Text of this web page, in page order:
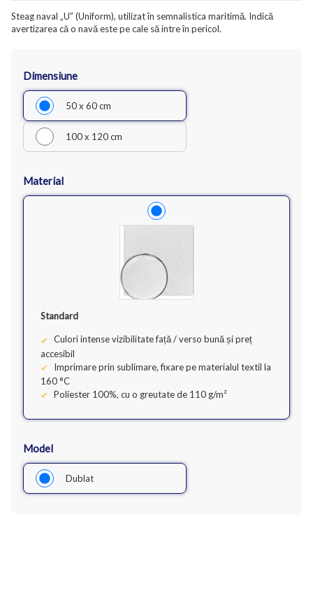
Steag naval „U” (Uniform), utilizat în semnalistica maritimă. Indică
avertizarea că o navă este pe cale să intre în pericol.
Dimensiune
50 x 60 cm
100 x 120 cm
Material
Standard
Culori intense vizibilitate față / verso bună și preț
accesibil
Imprimare prin sublimare, fixare pe materialul textil la
160 °C
Poliester 100%, cu o greutate de 110 g/m²
Model
Dublat